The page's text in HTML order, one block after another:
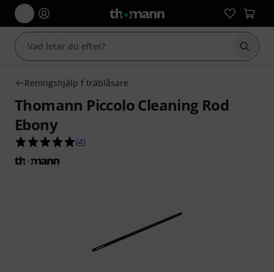
Börja
Reningshjälp f träblåsare
Thomann Piccolo Cleaning Rod
Ebony
5.0 av 5 stjärnor från 4 kundbetyg
(4)